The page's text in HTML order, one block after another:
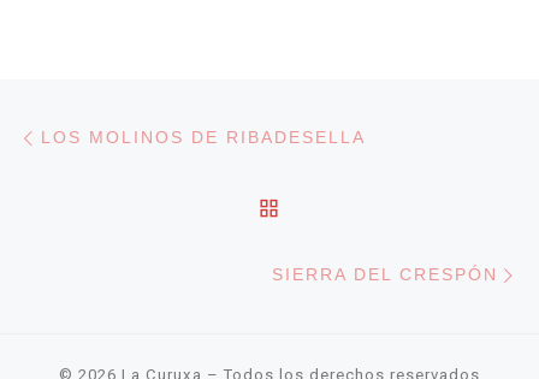
Navegación de entradas
LOS MOLINOS DE RIBADESELLA
SIERRA DEL CRESPÓN
© 2026 La Curuxa – Todos los derechos reservados